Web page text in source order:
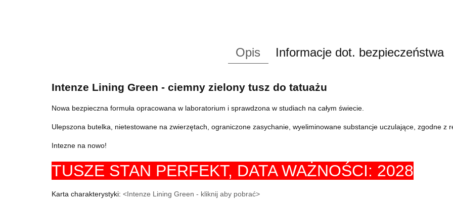
Opis Informacje dot. bezpieczeństwa
Intenze Lining Green - ciemny zielony tusz do tatuażu
Nowa bezpieczna formuła opracowana w laboratorium i sprawdzona w studiach na całym świecie.
Ulepszona butelka, nietestowane na zwierzętach, ograniczone zasychanie, wyeliminowane substancje uczulające, zgodne z
Intezne na nowo!
TUSZE STAN PERFEKT, DATA WAŻNOŚCI: 2028
Karta charakterystyki: <Intenze Lining Green - kliknij aby pobrać>